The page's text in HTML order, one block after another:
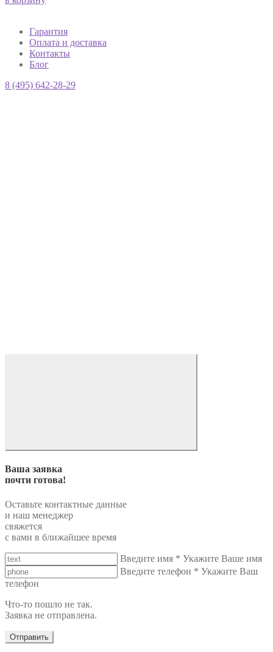
Гарантия
Оплата и доставка
Контакты
Блог
8 (495) 642-28-29
Ваша заявка
почти готова!
Оставьте контактные данные
и наш менеджер
свяжется
с вами в ближайшее время
Введите имя * Укажите Ваше имя
Введите телефон * Укажите Ваш
телефон
Что-то пошло не так.
Заявка не отправлена.
Отправить